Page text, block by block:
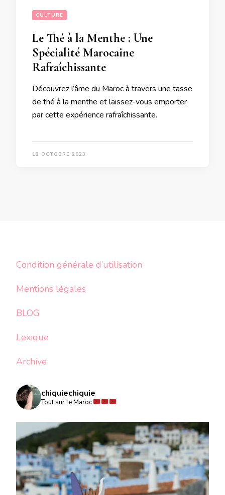
CULTURE
Le Thé à la Menthe : Une
Spécialité Marocaine
Rafraîchissante
Découvrez l’âme du Maroc à travers une tasse
de thé à la menthe et laissez-vous emporter
par cette expérience rafraîchissante.
12 OCTOBRE 2023
Condition générale d’utilisation
Mentions légales
BLOG
Lexique
Archive
chiquiechiquie
Tout sur le Maroc